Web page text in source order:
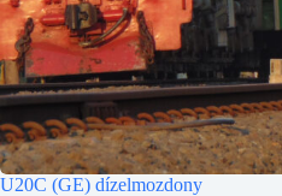
U20C (GE) dízelmozdony